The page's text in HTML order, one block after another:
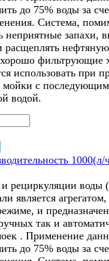
до 75% воды за
Система,
неприятные запахи,
расщеплять
использовать при
мойки с
водой.
1000(л/
и рециркуляции
является
и
так и
. Применение
до 75% воды за